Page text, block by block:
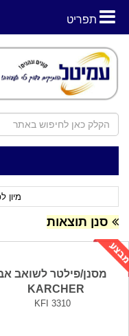
תפריט
מיון
סנן תוצאות
מסנן/פילטר לשואב
KARCHER
KFI 3310